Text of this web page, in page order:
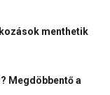
menthetik
Megdöbbentő a